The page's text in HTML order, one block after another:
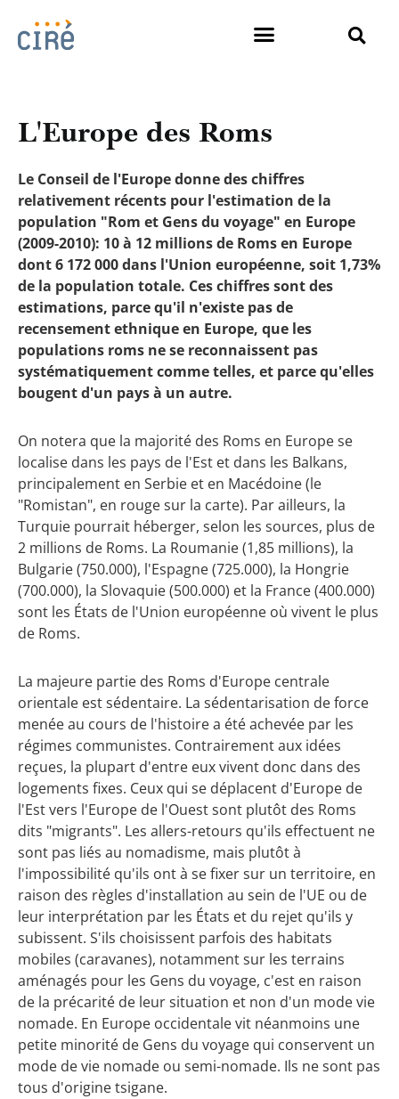
L'Europe des Roms
Le Conseil de l'Europe donne des chiffres
relativement récents pour l'estimation de la
population "Rom et Gens du voyage" en Europe
(2009-2010): 10 à 12 millions de Roms en Europe
dont 6 172 000 dans l'Union européenne, soit 1,73%
de la population totale. Ces chiffres sont des
estimations, parce qu'il n'existe pas de
recensement ethnique en Europe, que les
populations roms ne se reconnaissent pas
systématiquement comme telles, et parce qu'elles
bougent d'un pays à un autre.
On notera que la majorité des Roms en Europe se
localise dans les pays de l'Est et dans les Balkans,
principalement en Serbie et en Macédoine (le
"Romistan", en rouge sur la carte). Par ailleurs, la
Turquie pourrait héberger, selon les sources, plus de
2 millions de Roms. La Roumanie (1,85 millions), la
Bulgarie (750.000), l'Espagne (725.000), la Hongrie
(700.000), la Slovaquie (500.000) et la France (400.000)
sont les États de l'Union européenne où vivent le plus
de Roms.
La majeure partie des Roms d'Europe centrale
orientale est sédentaire. La sédentarisation de force
menée au cours de l'histoire a été achevée par les
régimes communistes. Contrairement aux idées
reçues, la plupart d'entre eux vivent donc dans des
logements fixes. Ceux qui se déplacent d'Europe de
l'Est vers l'Europe de l'Ouest sont plutôt des Roms
dits "migrants". Les allers-retours qu'ils effectuent ne
sont pas liés au nomadisme, mais plutôt à
l'impossibilité qu'ils ont à se fixer sur un territoire, en
raison des règles d'installation au sein de l'UE ou de
leur interprétation par les États et du rejet qu'ils y
subissent. S'ils choisissent parfois des habitats
mobiles (caravanes), notamment sur les terrains
aménagés pour les Gens du voyage, c'est en raison
de la précarité de leur situation et non d'un mode vie
nomade. En Europe occidentale vit néanmoins une
petite minorité de Gens du voyage qui conservent un
mode de vie nomade ou semi-nomade. Ils ne sont pas
tous d'origine tsigane.